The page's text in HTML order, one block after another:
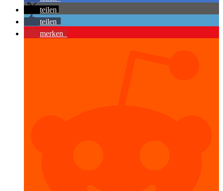
teilen
teilen
merken